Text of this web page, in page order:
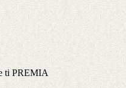
ti PREMIA